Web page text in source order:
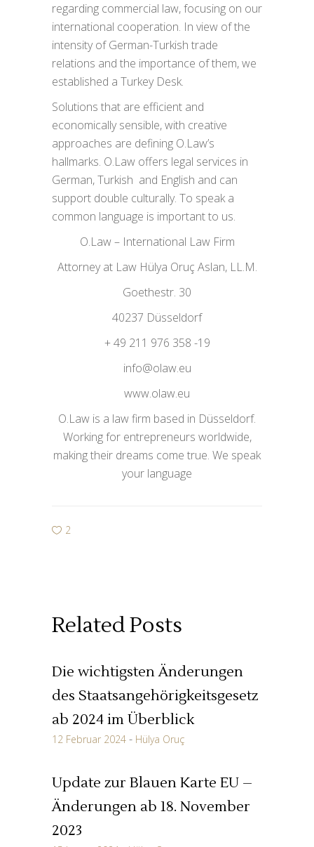
regarding commercial law, focusing on our
international cooperation. In view of the
intensity of German-Turkish trade
relations and the importance of them, we
established a Turkey Desk.
Solutions that are efficient and
economically sensible, with creative
approaches are defining O.Law’s
hallmarks. O.Law offers legal services in
German, Turkish and English and can
support double culturally. To speak a
common language is important to us.
O.Law – International Law Firm
Attorney at Law Hülya Oruç Aslan, LL.M.
Goethestr. 30
40237 Düsseldorf
+ 49 211 976 358 -19
info@olaw.eu
www.olaw.eu
O.Law is a law firm based in Düsseldorf.
Working for entrepreneurs worldwide,
making their dreams come true. We speak
your language
2
Related Posts
Die wichtigsten Änderungen
des Staatsangehörigkeitsgesetz
ab 2024 im Überblick
12 Februar 2024 Hülya Oruç
Update zur Blauen Karte EU –
Änderungen ab 18. November
2023